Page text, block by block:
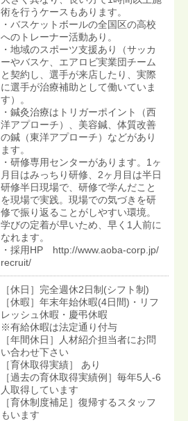
術を行うケースもあります。
・バスケットボールの全国区の高校
へのトレーナー活動あり。
・地域のスポーツ支援あり（サッカ
ーやバスケ、エアロビ実業団チーム
と契約し、選手が来店したり、実際
に選手が治療補助として働いていま
す）。
・鍼灸治療はトリガーポイント（西
洋アプローチ）、美容鍼、体質改善
の鍼（東洋アプローチ）などがあり
ます。
・研修専用センターがあります。1ヶ
月目はみっちり研修、2ヶ月目は半日
研修半日現場で、研修で学んだこと
を現場で実践。現場での気づきを研
修で振り返ることがしやすい環境。
学びの定着が早いため、早く1人前に
なれます。
・採用HP http://www.aoba-corp.jp/
recruit/
［休日］完全週休2日制(シフト制)
［休暇］年末年始休暇(4日間)・リフ
レッシュ休暇・慶弔休暇
※有給休暇は法定通り付与
［年間休日］人材紹介担当者にお問
い合わせ下さい
［育休取得実績］ あり
［過去の育休取得実績例］毎年5人-6
人取得しています
［育休制度補足］復帰するスタッフ
もいます